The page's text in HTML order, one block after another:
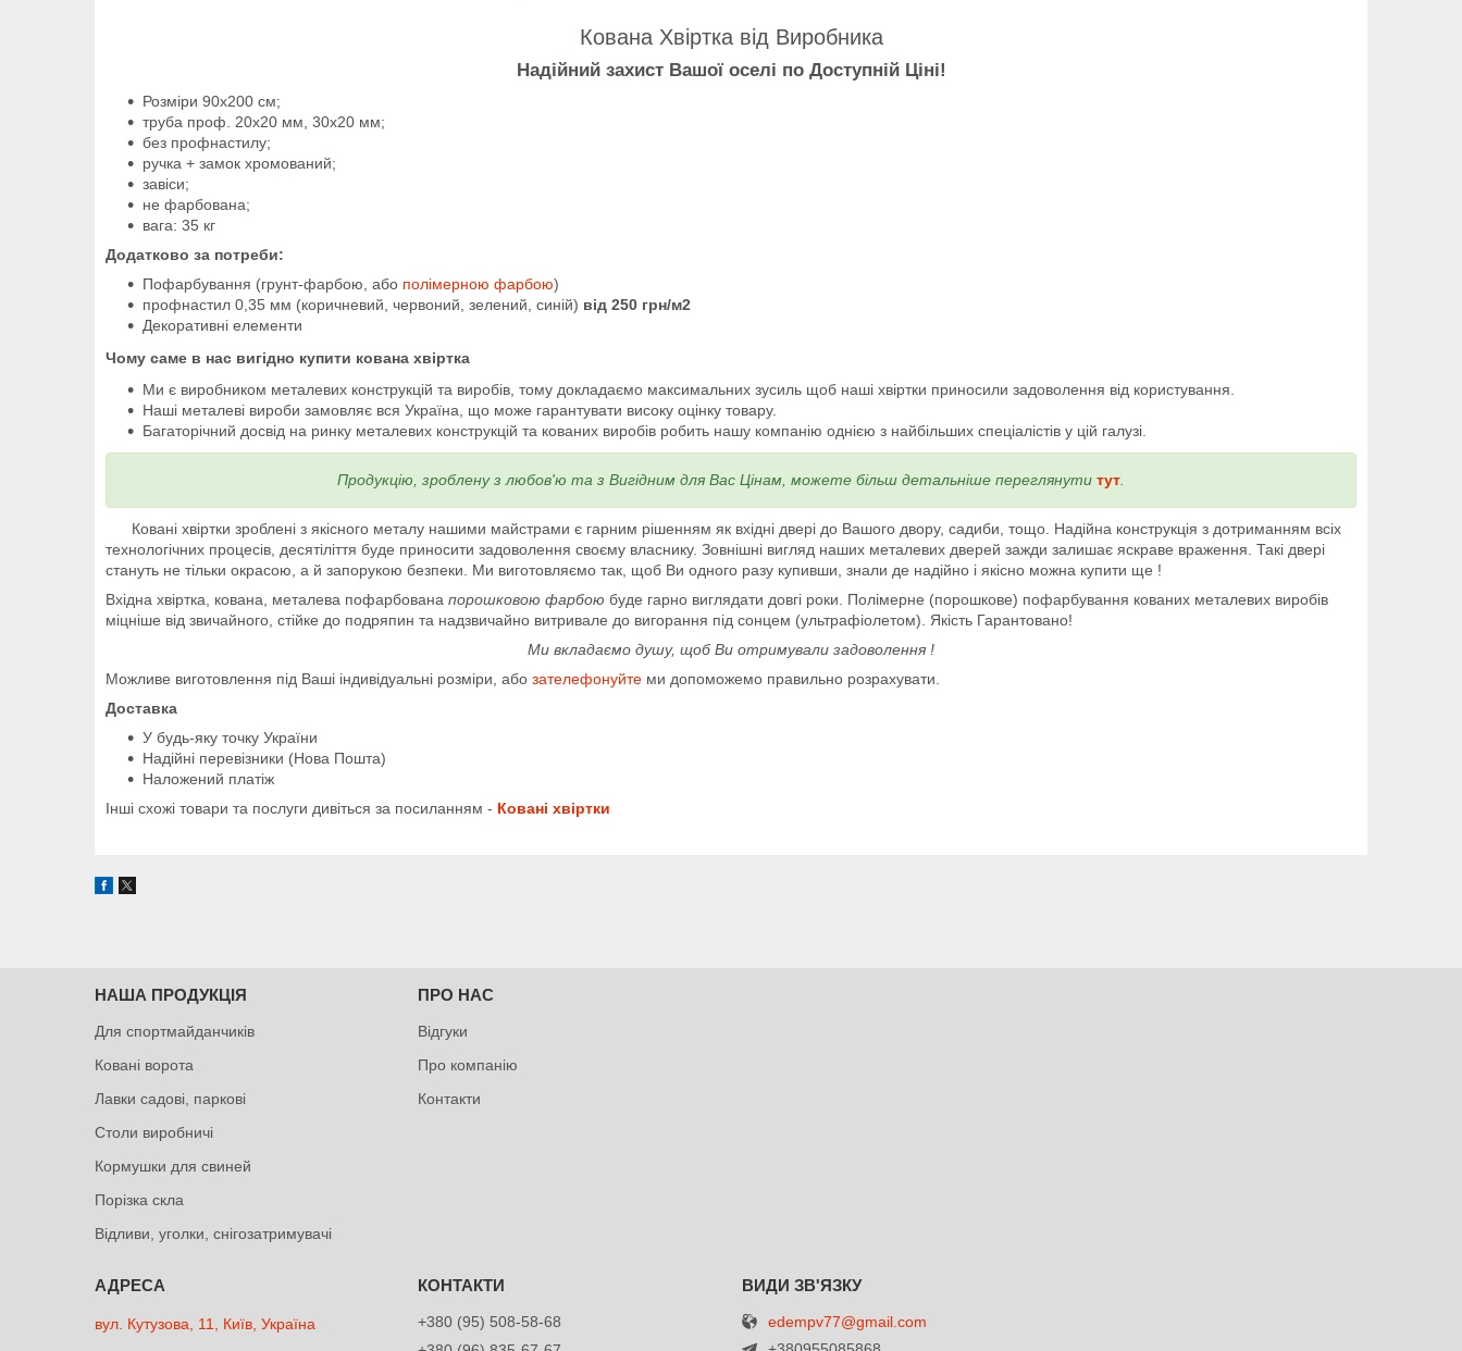
Кована Хвіртка від Виробника
Надійний захист Вашої оселі по Доступній Ціні!
Розміри 90х200 см;
труба проф. 20х20 мм, 30х20 мм;
без профнастилу;
ручка + замок хромований;
завіси;
не фарбована;
вага: 35 кг
Додатково за потреби:
Пофарбування (грунт-фарбою, або полімерною фарбою)
профнастил 0,35 мм (коричневий, червоний, зелений, синій) від 250 грн/м2
Декоративні елементи
Чому саме в нас вигідно купити кована хвіртка
Ми є виробником металевих конструкцій та виробів, тому докладаємо максимальних зусиль щоб наші хвіртки приносили задоволення від користування.
Наші металеві вироби замовляє вся Україна, що може гарантувати високу оцінку товару.
Багаторічний досвід на ринку металевих конструкцій та кованих виробів робить нашу компанію однією з найбільших спеціалістів у цій галузі.
Продукцію, зроблену з любов'ю та з Вигідним для Вас Цінам, можете більш детальніше переглянути тут
Ковані хвіртки зроблені з якісного металу нашими майстрами є гарним рішенням як вхідні двері до Вашого двору, садиби, тощо. Надійна конструкція з дотриманням всіх
технологічних процесів, десятіліття буде приносити задоволення своєму власнику. Зовнішні вигляд наших металевих дверей зажди залишає яскраве враження. Такі двері
стануть не тільки окрасою, а й запорукою безпеки. Ми виготовляємо так, щоб Ви одного разу купивши, знали де надійно і якісно можна купити ще !
Вхідна хвіртка, кована, металева пофарбована порошковою фарбою буде гарно виглядати довгі роки. Полімерне (порошкове) пофарбування кованих металевих виробів
міцніше від звичайного, стійке до подряпин та надзвичайно витривале до вигорання під сонцем (ультрафіолетом). Якість Гарантовано!
Ми вкладаємо душу, щоб Ви отримували задоволення !
Можливе виготовлення під Ваші індивідуальні розміри, або зателефонуйте ми допоможемо правильно розрахувати.
Доставка
У будь-яку точку України
Надійні перевізники (Нова Пошта)
Наложений платіж
Інші схожі товари та послуги дивіться за посиланням - Ковані хвіртки
НАША ПРОДУКЦІЯ
Для спортмайданчиків
Ковані ворота
Лавки садові, паркові
Столи виробничі
Кормушки для свиней
Порізка скла
Відливи, уголки, снігозатримувачі
ПРО НАС
Відгуки
Про компанію
Контакти
вул. Кутузова, 11, Київ, Україна
+380 (95) 508-58-68
edempv77@gmail.com